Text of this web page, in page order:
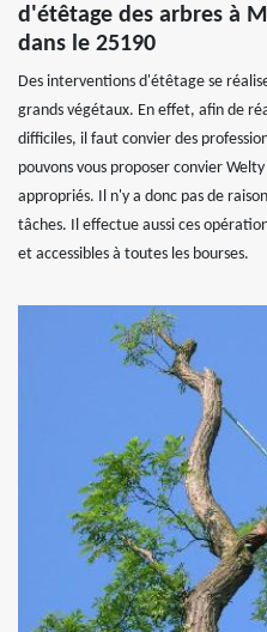
d'étêtage des arbres à
dans le 25190
Des interventions d'étêtage se
grands végétaux. En effet, afin de
difficiles, il faut convier des
pouvons vous proposer convier
appropriés. Il n'y a donc pas de
tâches. Il effectue aussi ces
et accessibles à toutes les bourses.